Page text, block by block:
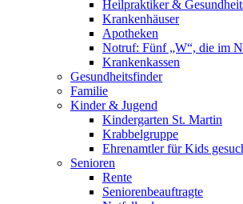
Heilpraktiker &
Krankenhäuser
Apotheken
Notruf: Fünf „W“, die im
Krankenkassen
Gesundheitsfinder
Familie
Kinder & Jugend
Kindergarten St. Martin
Krabbelgruppe
Ehrenamtler für Kids
Senioren
Rente
Seniorenbeauftragte